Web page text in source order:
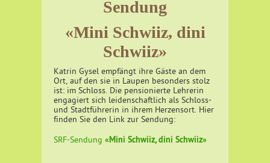
Sendung
«Mini Schwiiz, dini
Schwiiz»
Katrin Gysel empfängt ihre Gäste an dem
Ort, auf den sie in Laupen besonders stolz
ist: im Schloss. Die pensionierte Lehrerin
engagiert sich leidenschaftlich als Schloss-
und Stadtführerin in ihrem Herzensort. Hier
finden Sie den Link zur Sendung:
SRF-Sendung «Mini Schwiiz, dini Schwiiz»